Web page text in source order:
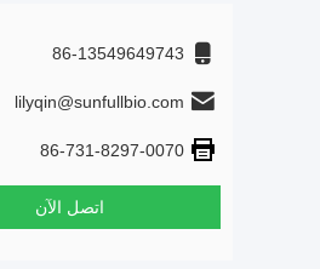
86-13549649743
lilyqin@sunfullbio.com
86-731-8297-0070
اتصل الآن